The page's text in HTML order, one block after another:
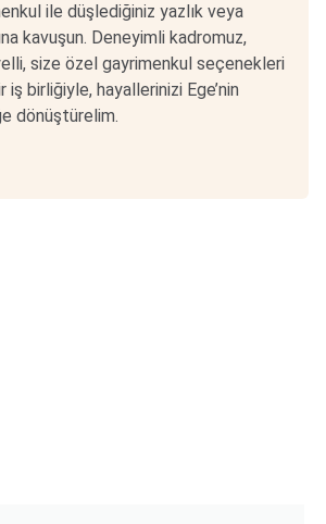
ile düşlediğiniz yazlık veya
kavuşun. Deneyimli kadromuz,
size özel gayrimenkul seçenekleri
iş birliğiyle, hayallerinizi Ege’nin
dönüştürelim.